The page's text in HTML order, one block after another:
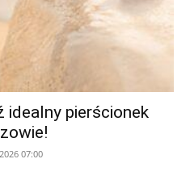
idealny pierścionek
07:00